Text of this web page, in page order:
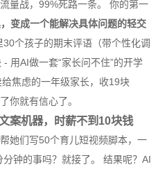
量战，99%死路一条。 你的第一
变成一个能解决具体问题的轻交
个孩子的期末评语（带个性化调
- 用AI做一套“家长问不住”的开学
焦虑的一年级家长，收19块
你就有信心了。
案机器，时薪不到10块钱
她们写50个育儿短视频脚本，一
分钟的事吗？就接了。 结果呢？ AI